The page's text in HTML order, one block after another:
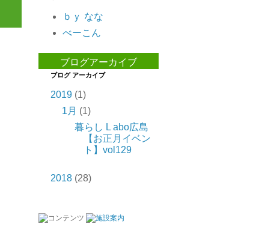
ｂｙ なな
べーこん
ブログアーカイブ
ブログ アーカイブ
2019 (1)
1月 (1)
暮らし L abo広島
【お正月イベン
ト】vol129
2018 (28)